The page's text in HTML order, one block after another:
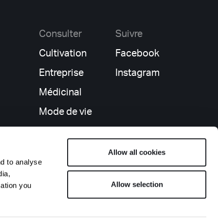
to analyse
you
Allow all cookies
Allow selection
Consulter
Cultivation
Entreprise
Médicinal
Mode de vie
Suivre
Facebook
Instagram